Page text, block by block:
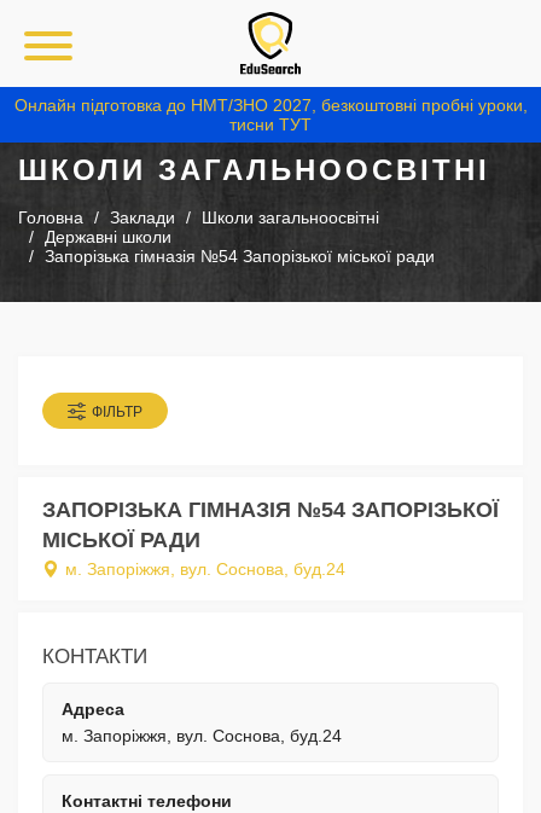
Онлайн підготовка до НМТ/ЗНО 2027, безкоштовні пробні уроки,
тисни ТУТ
ШКОЛИ ЗАГАЛЬНООСВІТНІ
Головна Заклади
Школи загальноосвітні
Державні школи
Запорізька гімназія №54 Запорізької міської ради
ФІЛЬТР
ЗАПОРІЗЬКА ГІМНАЗІЯ №54 ЗАПОРІЗЬКОЇ
МІСЬКОЇ РАДИ
м. Запоріжжя, вул. Соснова, буд.24
КОНТАКТИ
Адреса
м. Запоріжжя, вул. Соснова, буд.24
Контактні телефони